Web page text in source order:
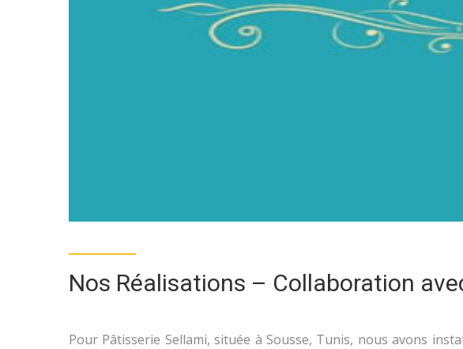
Nos Réalisations – Collaboration
Pour Pâtisserie Sellami, située à Sousse, Tunis, nous avons